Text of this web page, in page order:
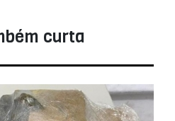
curta